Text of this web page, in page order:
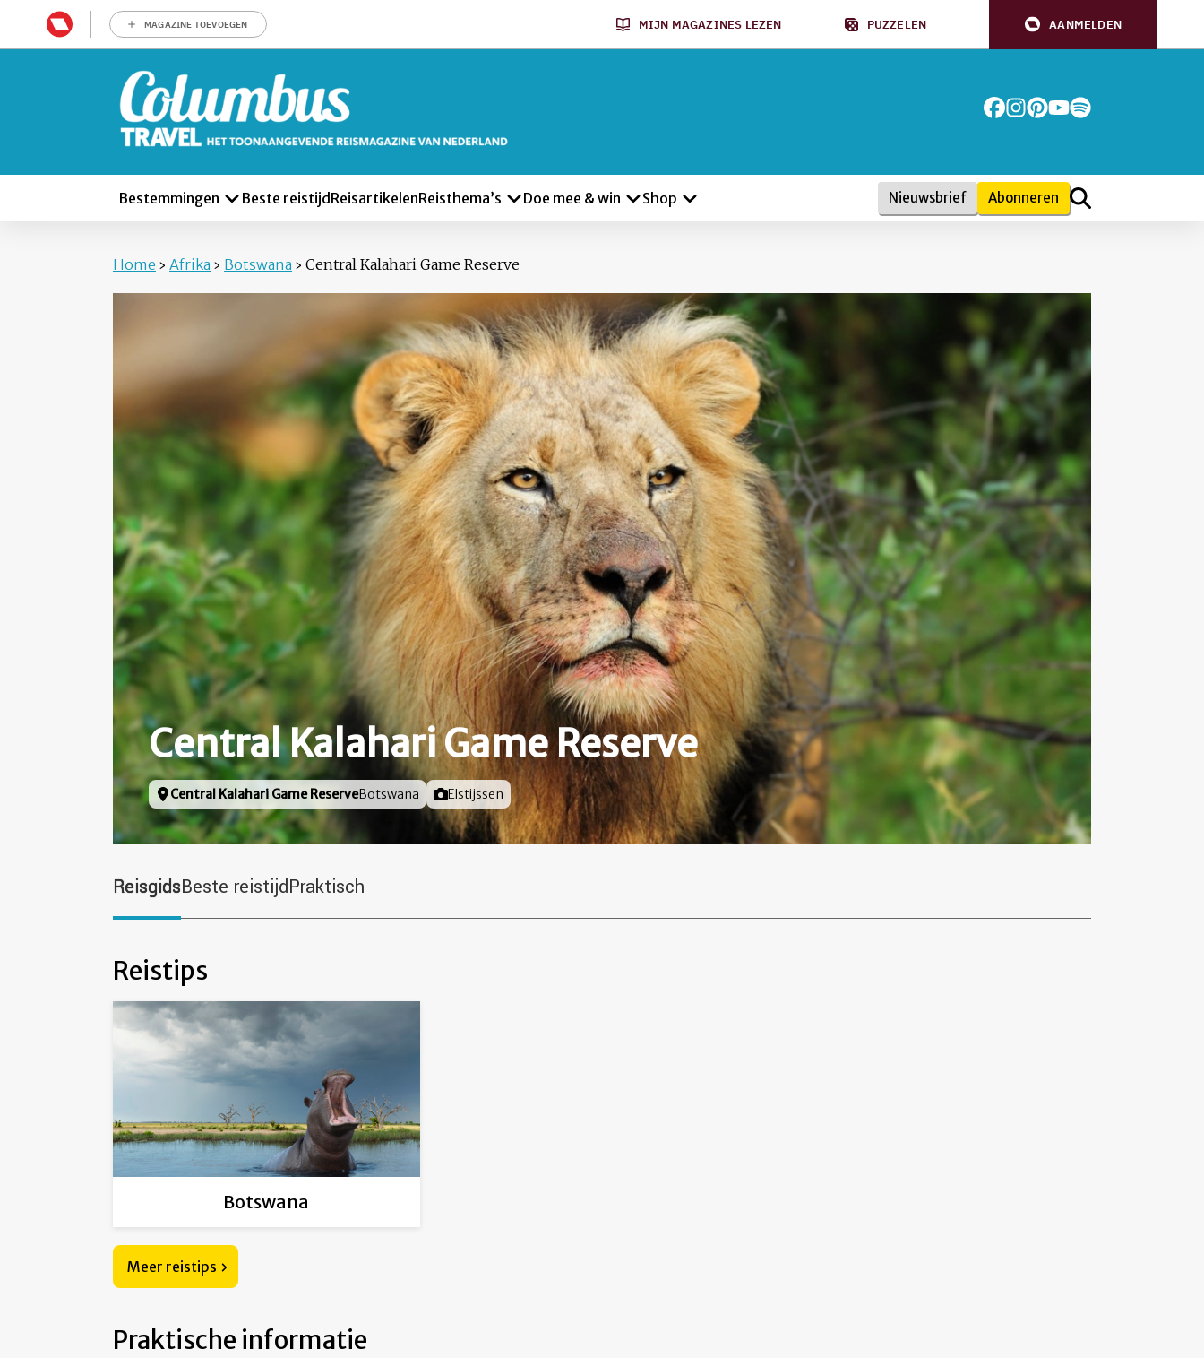
MAGAZINE TOEVOEGEN MIJN MAGAZINES LEZEN PUZZELEN AANMELDEN
Bestemmingen Beste reistijd ReisartikelenReisthema’s Doe mee & win Shop Nieuwsbrief Abonneren
Home › Afrika › Botswana › Central Kalahari Game Reserve
Central Kalahari Game Reserve
Locatie
Central Kalahari Game ReserveBotswana Foto door
Elstijssen
ReisgidsBeste reistijdPraktisch
Reistips
Botswana
Meer reistips
Praktische informatie